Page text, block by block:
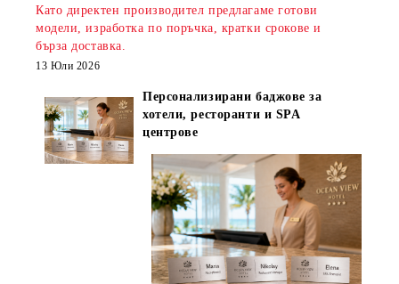
Като директен производител предлагаме готови
модели, изработка по поръчка, кратки срокове и
бърза доставка.
13 Юли 2026
Персонализирани баджове за
хотели, ресторанти и SPA
центрове